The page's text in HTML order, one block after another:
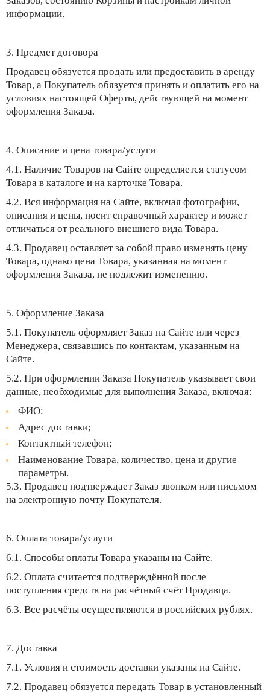
информации.
3. Предмет договора
Продавец обязуется продать или предоставить в аренду
Товар, а Покупатель обязуется принять и оплатить его на
условиях настоящей Оферты, действующей на момент
оформления Заказа.
4. Описание и цена товара/услуги
4.1. Наличие Товаров на Сайте определяется статусом
Товара в каталоге и на карточке Товара.
4.2. Вся информация на Сайте, включая фотографии,
описания и цены, носит справочный характер и может
отличаться от реального внешнего вида Товара.
4.3. Продавец оставляет за собой право изменять цену
Товара, однако цена Товара, указанная на момент
оформления Заказа, не подлежит изменению.
5. Оформление Заказа
5.1. Покупатель оформляет Заказ на Сайте или через
Менеджера, связавшись по контактам, указанным на
Сайте.
5.2. При оформлении Заказа Покупатель указывает свои
данные, необходимые для выполнения Заказа, включая:
ФИО;
Адрес доставки;
Контактный телефон;
Наименование Товара, количество, цена и другие
параметры.
5.3. Продавец подтверждает Заказ звонком или письмом
на электронную почту Покупателя.
6. Оплата товара/услуги
6.1. Способы оплаты Товара указаны на Сайте.
6.2. Оплата считается подтверждённой после
поступления средств на расчётный счёт Продавца.
6.3. Все расчёты осуществляются в российских рублях.
7. Доставка
7.1. Условия и стоимость доставки указаны на Сайте.
7.2. Продавец обязуется передать Товар в установленный